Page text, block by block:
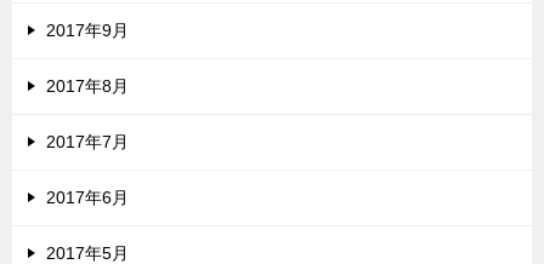
2017年9月
2017年8月
2017年7月
2017年6月
2017年5月